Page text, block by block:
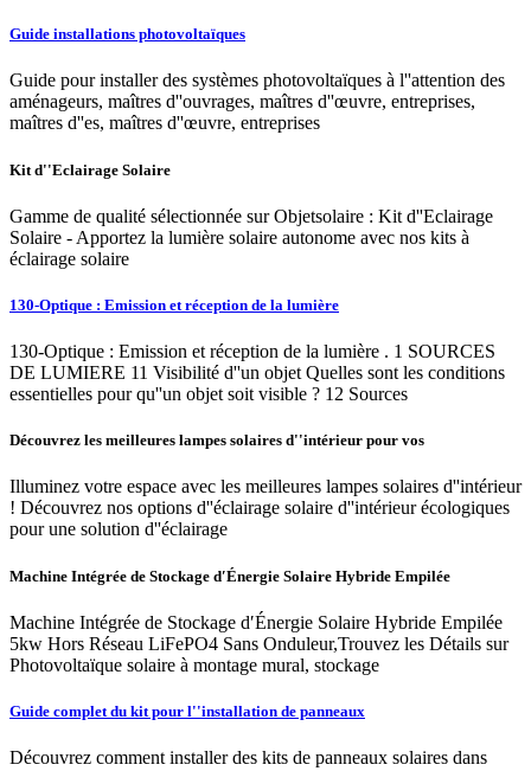
Guide installations photovoltaïques
Guide pour installer des systèmes photovoltaïques à l''attention des
aménageurs, maîtres d''ouvrages, maîtres d''œuvre, entreprises,
maîtres d''es, maîtres d''œuvre, entreprises
Kit d''Eclairage Solaire
Gamme de qualité sélectionnée sur Objetsolaire : Kit d''Eclairage
Solaire - Apportez la lumière solaire autonome avec nos kits à
éclairage solaire
130-Optique : Emission et réception de la lumière
130-Optique : Emission et réception de la lumière . 1 SOURCES
DE LUMIERE 11 Visibilité d''un objet Quelles sont les conditions
essentielles pour qu''un objet soit visible ? 12 Sources
Découvrez les meilleures lampes solaires d''intérieur pour vos
Illuminez votre espace avec les meilleures lampes solaires d''intérieur
! Découvrez nos options d''éclairage solaire d''intérieur écologiques
pour une solution d''éclairage
Machine Intégrée de Stockage d′Énergie Solaire Hybride Empilée
Machine Intégrée de Stockage d′Énergie Solaire Hybride Empilée
5kw Hors Réseau LiFePO4 Sans Onduleur,Trouvez les Détails sur
Photovoltaïque solaire à montage mural, stockage
Guide complet du kit pour l''installation de panneaux
Découvrez comment installer des kits de panneaux solaires dans